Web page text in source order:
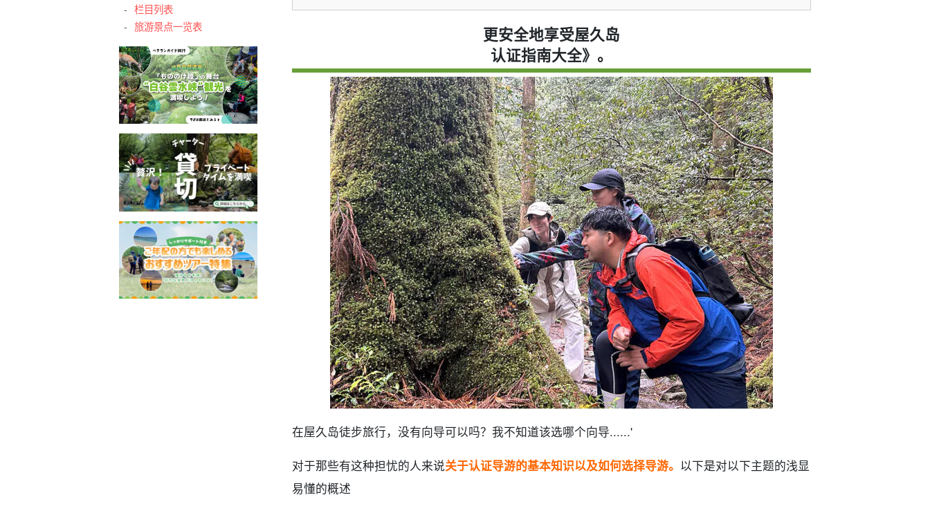
栏目列表
旅游景点一览表
3.3.大大降低迷路或遇险的风险
绳文杉木徒步旅行的大致价格。
4.2.箱谷云水峡游览的大致价格
4.3.私人导游和 联合游览价格比较
如何选择屋久岛导游。 不会失败的五个要点
5.1.经常查看评论和声誉。
5.2.检查参加旅游的人数。
5.3.诚实面对自己的体能水平
5.4.如需女性导游，请提前咨询。
5.5.请提前查看取消政策。
关于屋久岛的认证导游 常见问题（FAQ）
摘要
更安全地享受屋久岛
认证指南大全》。
在屋久岛徒步旅行，没有向导可以吗？我不知道该选哪个向导......'
对于那些有这种担忧的人来说关于认证导游的基本知识以及如何选择导游。 以下是对以下主题的浅显
易懂的概述